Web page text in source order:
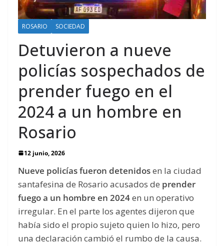
ROSARIO SOCIEDAD
Detuvieron a nueve
policías sospechados de
prender fuego en el
2024 a un hombre en
Rosario
12 junio, 2026
Nueve policías fueron detenidosen la ciudad
santafesina de Rosario acusados de prender
fuego a un hombre en 2024en un operativo
irregular. En el parte los agentes dijeron que
había sido el propio sujeto quien lo hizo, pero
una declaración cambió el rumbo de la causa.